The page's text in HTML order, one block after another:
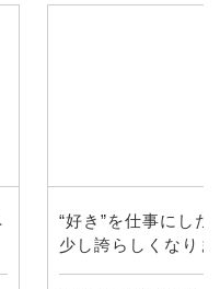
“好き”を仕事にした
少し誇らしくなり